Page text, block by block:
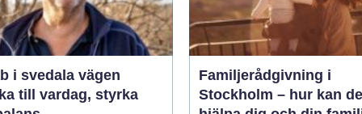
svedala vägen
till vardag, styrka
Familjerådgivning i
Stockholm – hur kan